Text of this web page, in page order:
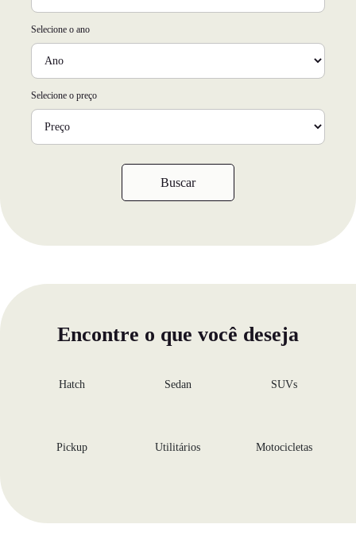
Selecione o ano
Selecione o preço
Buscar
Encontre o que você deseja
Hatch Sedan SUVs
Pickup Utilitários Motocicletas